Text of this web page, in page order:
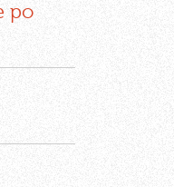
po